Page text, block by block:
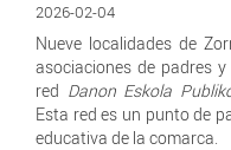
2026-02-04
Nueve localidades de
asociaciones de padres
red Danon Eskola
Esta red es un punto de
educativa de la comarca.